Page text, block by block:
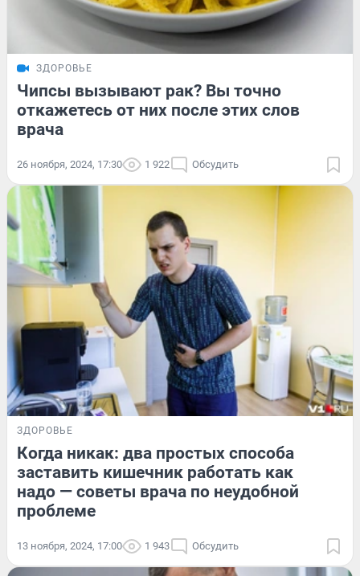
ЗДОРОВЬЕ
Чипсы вызывают рак? Вы точно
откажетесь от них после этих слов
врача
26 ноября, 2024, 17:30 1 922 Обсудить
ЗДОРОВЬЕ
Когда никак: два простых способа
заставить кишечник работать как
надо — советы врача по неудобной
проблеме
13 ноября, 2024, 17:00 1 943 Обсудить